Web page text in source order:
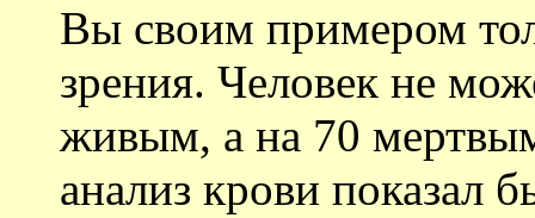
Вы своим примером
зрения. Человек не
живым, а на 70
анализ крови показал